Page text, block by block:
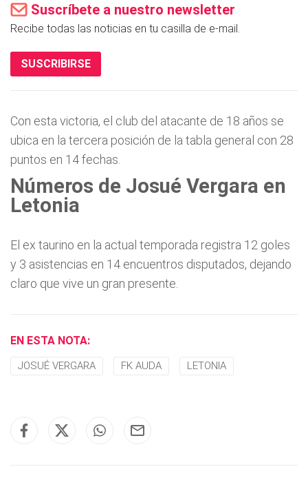
Suscríbete a nuestro newsletter
Recibe todas las noticias en tu casilla de e-mail.
SUSCRIBIRSE
Con esta victoria, el club del atacante de 18 años se
ubica en la tercera posición de la tabla general con 28
puntos en 14 fechas.
Números de Josué Vergara en
Letonia
El ex taurino en la actual temporada registra 12 goles
y 3 asistencias en 14 encuentros disputados, dejando
claro que vive un gran presente.
EN ESTA NOTA:
JOSUÉ VERGARA FK AUDA LETONIA